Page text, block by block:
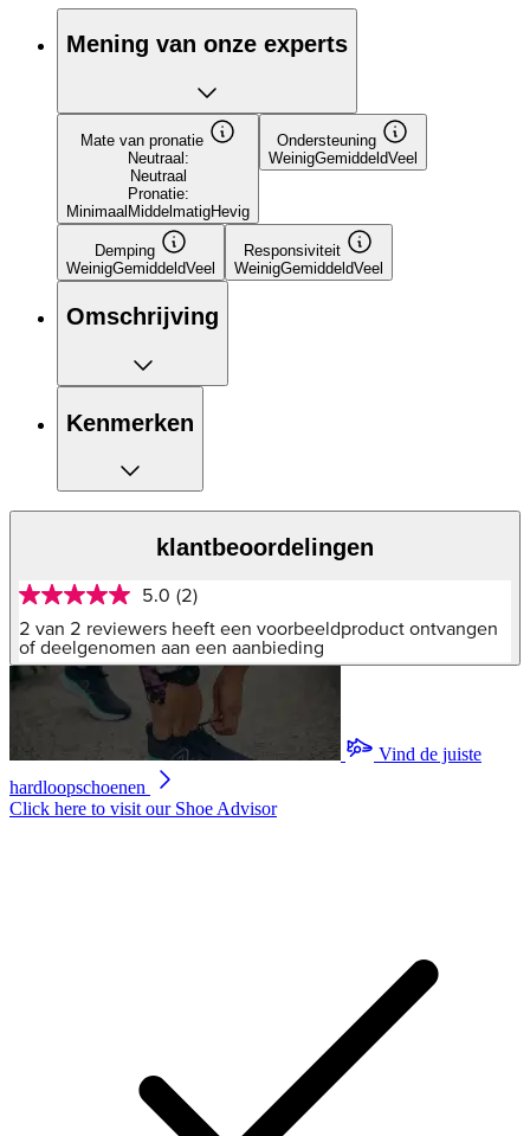
Mening van onze experts
Mate van pronatie
Neutraal:
Neutraal
Pronatie:
MinimaalMiddelmatigHevig
Ondersteuning
WeinigGemiddeldVeel
Demping
WeinigGemiddeldVeel
Responsiviteit
WeinigGemiddeldVeel
Omschrijving
Kenmerken
klantbeoordelingen
5.0
van
5
sterren,
gemiddelde
scorewaarde.
Reviews.
paginalink.
5.0 (2)
2 van 2 reviewers heeft een voorbeeldproduct ontvangen
of deelgenomen aan een aanbieding
Vind de juiste
hardloopschoenen
Click here to visit our Shoe Advisor